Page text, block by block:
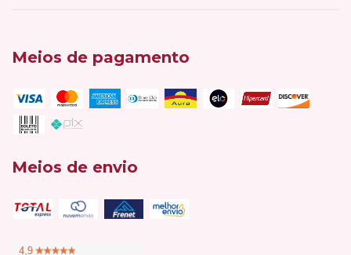
Meios de pagamento
Meios de envio